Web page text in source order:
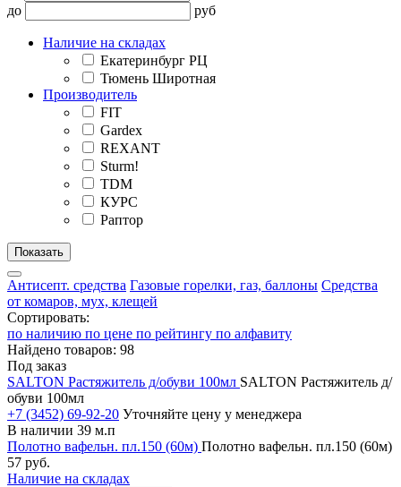
до
руб
Наличие на складах
Екатеринбург РЦ
Тюмень Широтная
Производитель
FIT
Gardex
REXANT
Sturm!
TDM
КУРС
Раптор
Антисепт. средства Газовые горелки, газ, баллоны Средства
от комаров, мух, клещей
Сортировать:
по наличию по цене по рейтингу по алфавиту
Найдено товаров: 98
Под заказ
SALTON Растяжитель д/обуви 100мл SALTON Растяжитель д/
обуви 100мл
+7 (3452) 69-92-20 Уточняйте цену у менеджера
В наличии 39 м.п
Полотно вафельн. пл.150 (60м) Полотно вафельн. пл.150 (60м)
57 руб.
Наличие на складах